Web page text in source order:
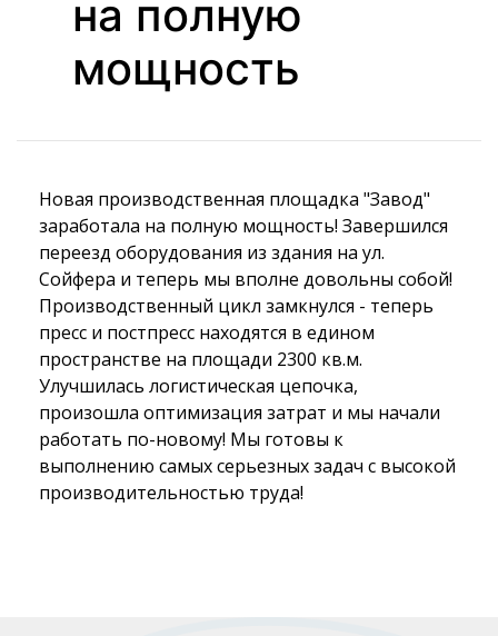
на полную
мощность
Новая производственная площадка "Завод"
заработала на полную мощность! Завершился
переезд оборудования из здания на ул.
Сойфера и теперь мы вполне довольны собой!
Производственный цикл замкнулся - теперь
пресс и постпресс находятся в едином
пространстве на площади 2300 кв.м.
Улучшилась логистическая цепочка,
произошла оптимизация затрат и мы начали
работать по-новому! Мы готовы к
выполнению самых серьезных задач с высокой
производительностью труда!